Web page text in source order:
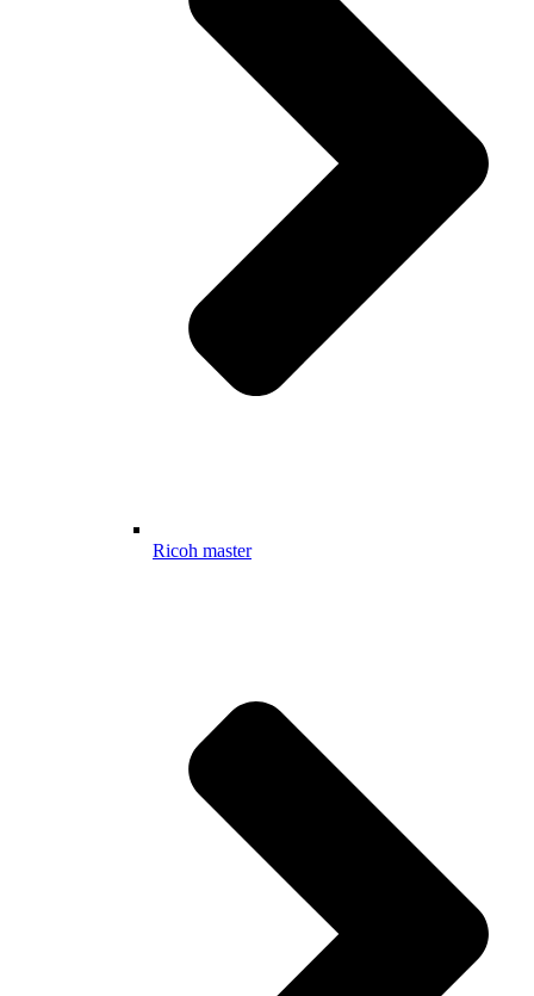
Ricoh master